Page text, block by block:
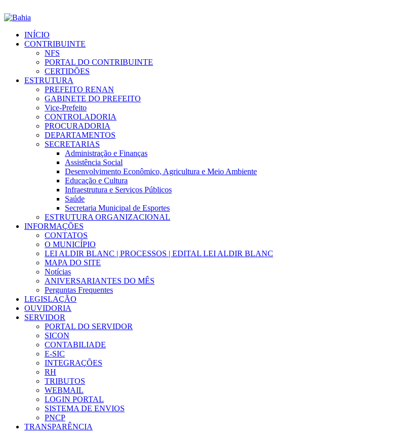
INÍCIO
CONTRIBUINTE
NFS
PORTAL DO CONTRIBUINTE
CERTIDÕES
ESTRUTURA
PREFEITO RENAN
GABINETE DO PREFEITO
Vice-Prefeito
CONTROLADORIA
PROCURADORIA
DEPARTAMENTOS
SECRETARIAS
Administração e Finanças
Assistência Social
Desenvolvimento Econômico, Agricultura e Meio Ambiente
Educação e Cultura
Infraestrutura e Serviços Públicos
Saúde
Secretaria Municipal de Esportes
ESTRUTURA ORGANIZACIONAL
INFORMAÇÕES
CONTATOS
O MUNICÍPIO
LEI ALDIR BLANC | PROCESSOS | EDITAL LEI ALDIR BLANC
MAPA DO SITE
Notícias
ANIVERSARIANTES DO MÊS
Perguntas Frequentes
LEGISLAÇÃO
OUVIDORIA
SERVIDOR
PORTAL DO SERVIDOR
SICON
CONTABILIADE
E-SIC
INTEGRAÇÕES
RH
TRIBUTOS
WEBMAIL
LOGIN PORTAL
SISTEMA DE ENVIOS
PNCP
TRANSPARÊNCIA